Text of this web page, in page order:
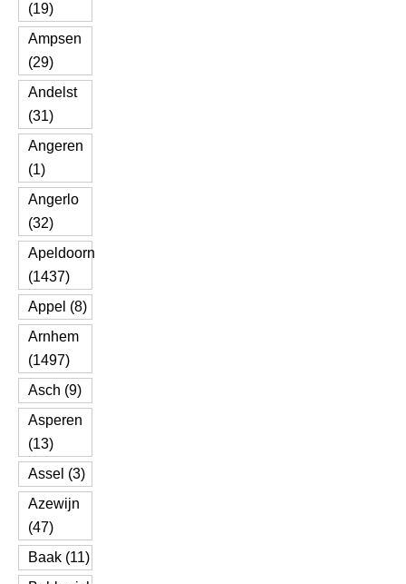
(19)
Ampsen
(29)
Andelst
(31)
Angeren
(1)
Angerlo
(32)
Apeldoorn
(1437)
Appel (8)
Arnhem
(1497)
Asch (9)
Asperen
(13)
Assel (3)
Azewijn
(47)
Baak (11)